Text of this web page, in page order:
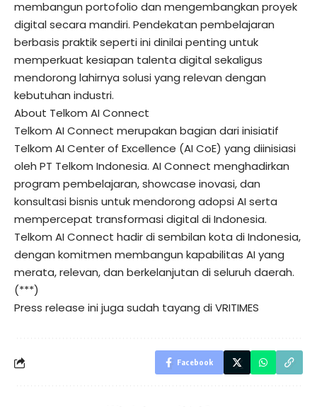
membangun portofolio dan mengembangkan proyek
digital secara mandiri. Pendekatan pembelajaran
berbasis praktik seperti ini dinilai penting untuk
memperkuat kesiapan talenta digital sekaligus
mendorong lahirnya solusi yang relevan dengan
kebutuhan industri.
About Telkom AI Connect
Telkom AI Connect merupakan bagian dari inisiatif
Telkom AI Center of Excellence (AI CoE) yang diinisiasi
oleh PT Telkom Indonesia. AI Connect menghadirkan
program pembelajaran, showcase inovasi, dan
konsultasi bisnis untuk mendorong adopsi AI serta
mempercepat transformasi digital di Indonesia.
Telkom AI Connect hadir di sembilan kota di Indonesia,
dengan komitmen membangun kapabilitas AI yang
merata, relevan, dan berkelanjutan di seluruh daerah.
(***)
Press release ini juga sudah tayang diVRITIMES
Facebook